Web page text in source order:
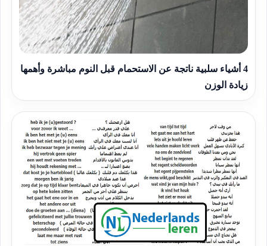
4 أشياء سلبية ناتجة عن الاستحمام قبل النوم مباشرة وأهمها
زيادة الوزن